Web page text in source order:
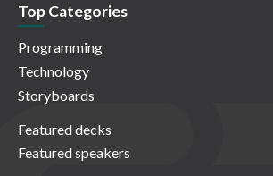
Top Categories
Programming
Technology
Storyboards
Featured decks
Featured speakers